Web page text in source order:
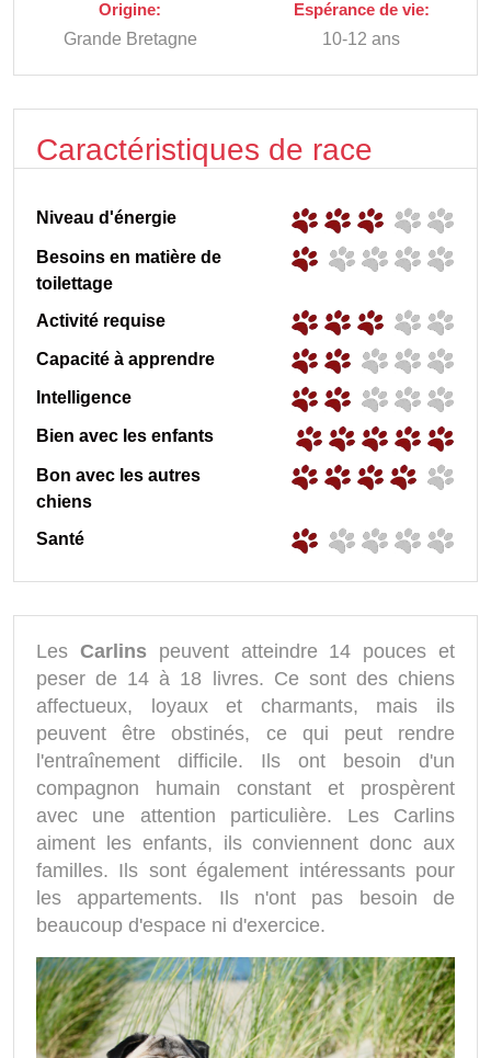
Origine:
Grande Bretagne
Espérance de vie:
10-12 ans
Caractéristiques de race
Niveau d'énergie
Besoins en matière de
toilettage
Activité requise
Capacité à apprendre
Intelligence
Bien avec les enfants
Bon avec les autres
chiens
Santé
Les Carlinspeuvent atteindre 14 pouces et
peser de 14 à 18 livres. Ce sont des chiens
affectueux, loyaux et charmants, mais ils
peuvent être obstinés, ce qui peut rendre
l'entraînement difficile. Ils ont besoin d'un
compagnon humain constant et prospèrent
avec une attention particulière. Les Carlins
aiment les enfants, ils conviennent donc aux
familles. Ils sont également intéressants pour
les appartements. Ils n'ont pas besoin de
beaucoup d'espace ni d'exercice.